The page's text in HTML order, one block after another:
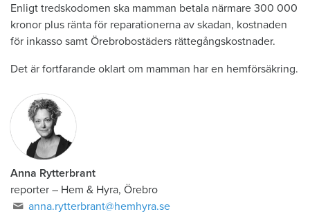
Enligt tredskodomen ska mamman betala närmare 300 000
kronor plus ränta för reparationerna av skadan, kostnaden
för inkasso samt Örebrobostäders rättegångskostnader.
Det är fortfarande oklart om mamman har en hemförsäkring.
Anna Rytterbrant
reporter – Hem & Hyra, Örebro
anna.rytterbrant@hemhyra.se